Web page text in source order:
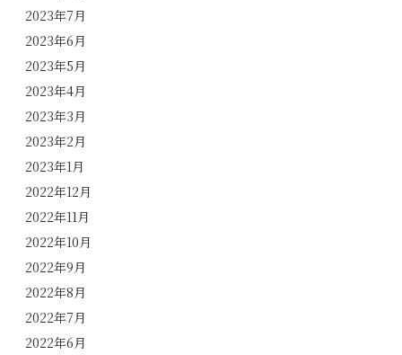
2023年7月
2023年6月
2023年5月
2023年4月
2023年3月
2023年2月
2023年1月
2022年12月
2022年11月
2022年10月
2022年9月
2022年8月
2022年7月
2022年6月